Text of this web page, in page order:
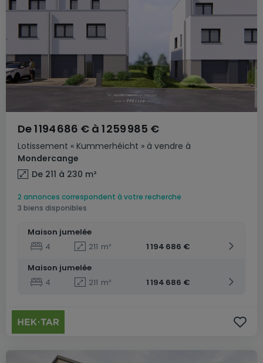
Lotissement « Kummerhéicht » à vendre à
Mondercange
De1 194 686 € à 1 259 985 €
De 211 à 230 m²
2 annonces correspondent à votre recherche
3 biens disponibles
Maison jumelée
4
211 m²
1 194 686 €
Maison jumelée
4
211 m² 1 194 686 €